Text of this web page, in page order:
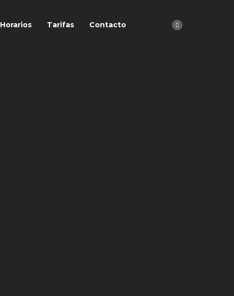
Horarios Tarifas Contacto